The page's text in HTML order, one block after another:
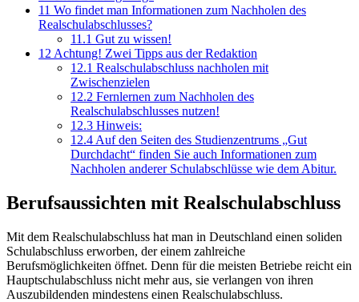
11 Wo findet man Informationen zum Nachholen des
Realschulabschlusses?
11.1 Gut zu wissen!
12 Achtung! Zwei Tipps aus der Redaktion
12.1 Realschulabschluss nachholen mit
Zwischenzielen
12.2 Fernlernen zum Nachholen des
Realschulabschlusses nutzen!
12.3 Hinweis:
12.4 Auf den Seiten des Studienzentrums „Gut
Durchdacht“ finden Sie auch Informationen zum
Nachholen anderer Schulabschlüsse wie dem Abitur.
Berufsaussichten mit Realschulabschluss
Mit dem Realschulabschluss hat man in Deutschland einen soliden
Schulabschluss erworben, der einem zahlreiche
Berufsmöglichkeiten öffnet. Denn für die meisten Betriebe reicht ein
Hauptschulabschluss nicht mehr aus, sie verlangen von ihren
Auszubildenden mindestens einen Realschulabschluss.